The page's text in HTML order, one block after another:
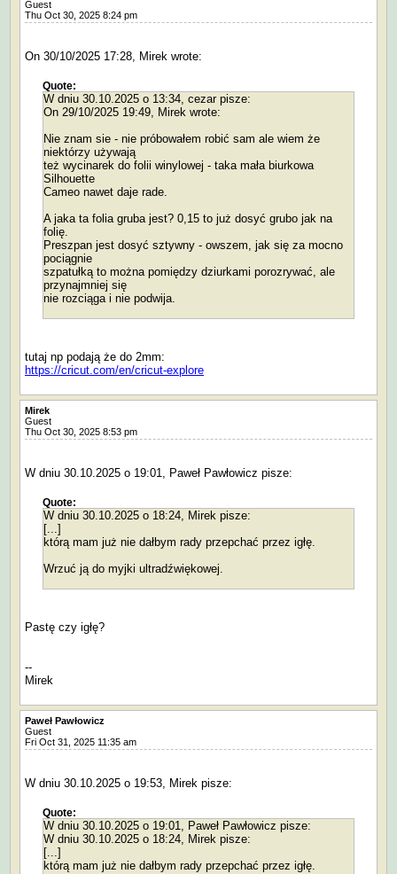
Guest
Thu Oct 30, 2025 8:24 pm
On 30/10/2025 17:28, Mirek wrote:
Quote:
W dniu 30.10.2025 o 13:34, cezar pisze:
On 29/10/2025 19:49, Mirek wrote:
Nie znam sie - nie próbowałem robić sam ale wiem że
niektórzy używają
też wycinarek do folii winylowej - taka mała biurkowa
Silhouette
Cameo nawet daje rade.
A jaka ta folia gruba jest? 0,15 to już dosyć grubo jak na
folię.
Preszpan jest dosyć sztywny - owszem, jak się za mocno
pociągnie
szpatułką to można pomiędzy dziurkami porozrywać, ale
przynajmniej się
nie rozciąga i nie podwija.
tutaj np podają że do 2mm:
https://cricut.com/en/cricut-explore
Mirek
Guest
Thu Oct 30, 2025 8:53 pm
W dniu 30.10.2025 o 19:01, Paweł Pawłowicz pisze:
Quote:
W dniu 30.10.2025 o 18:24, Mirek pisze:
[...]
którą mam już nie dałbym rady przepchać przez igłę.
Wrzuć ją do myjki ultradźwiękowej.
Pastę czy igłę?
--
Mirek
Paweł Pawłowicz
Guest
Fri Oct 31, 2025 11:35 am
W dniu 30.10.2025 o 19:53, Mirek pisze:
Quote:
W dniu 30.10.2025 o 19:01, Paweł Pawłowicz pisze:
W dniu 30.10.2025 o 18:24, Mirek pisze:
[...]
którą mam już nie dałbym rady przepchać przez igłę.